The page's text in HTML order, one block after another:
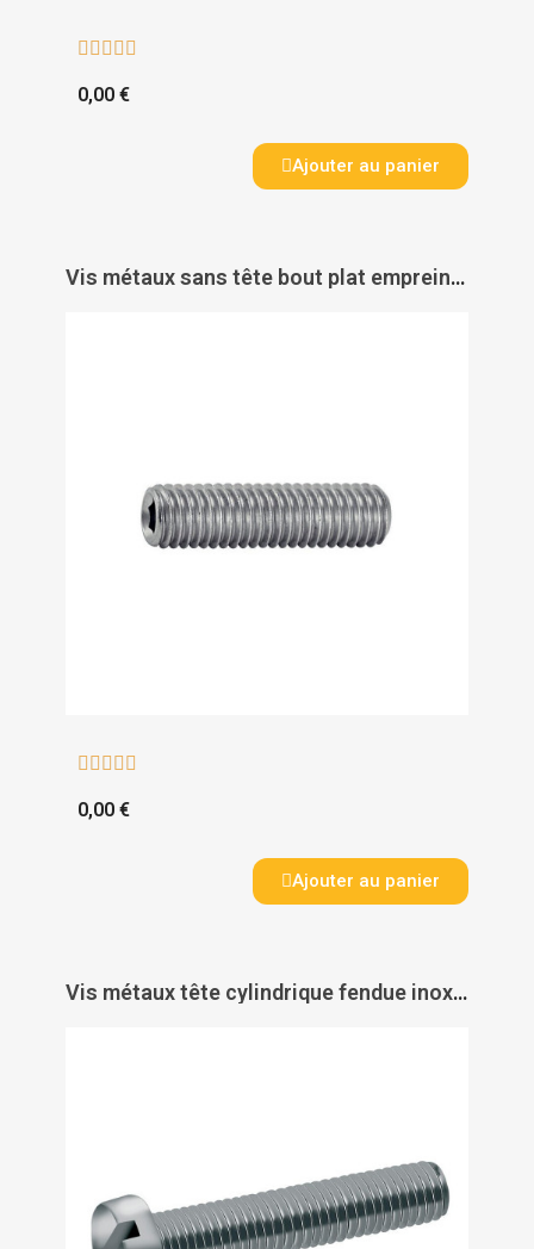
    
0,00 €
Ajouter au panier
Vis métaux sans tête bout plat empreinte 6 pans creux filetage total inox A2 DIN 913 - ACTON
    
0,00 €
Ajouter au panier
Vis métaux tête cylindrique fendue inox A2 DIN 84 - ACTON